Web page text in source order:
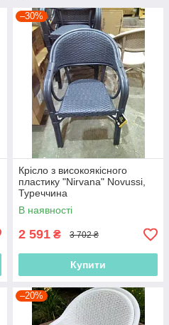
–30%
Крісло з високоякісного
пластику "Nirvana" Novussi,
Туреччина
В наявності
2 591 ₴ 3 702 ₴
Купити
–20%